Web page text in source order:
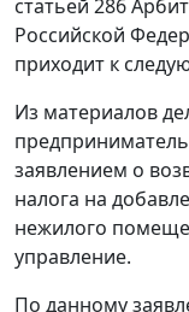
статьей 286
Российской
приходит к
Из материалов
заявлением о
налога на
нежилого
управление.
По данному